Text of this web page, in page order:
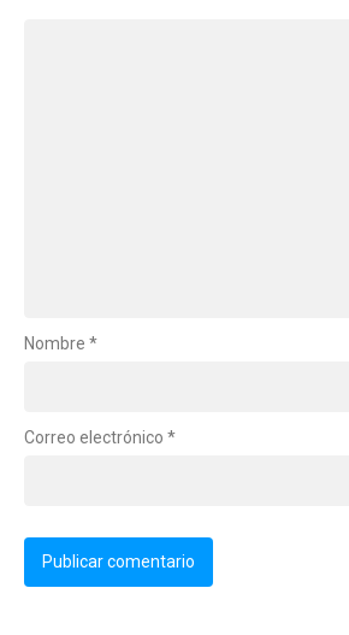
Nombre *
Correo electrónico *